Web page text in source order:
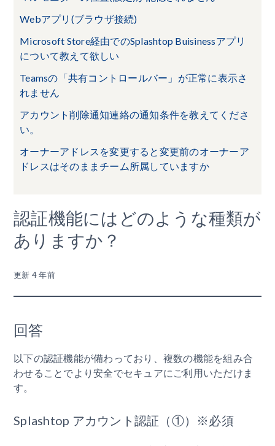
Webアプリ(ブラウザ接続)
Microsoft Store経由でのSplashtop Buisinessアプリ
について教えて欲しい
Teamsの「共有コントロールバー」が正常に表示さ
れません
アカウント削除通知連絡の通知条件を教えてくださ
い。
オーナーアドレスを変更すると変更前のオーナーア
ドレスはそのままチーム所属していますか
認証機能にはどのような種類が
ありますか？
更新 4 年前
回答
以下の認証機能が備わっており、複数の機能を組み合
わせることでより安全でセキュアにご利用いただけま
す。
Splashtop アカウント認証（①）※必須